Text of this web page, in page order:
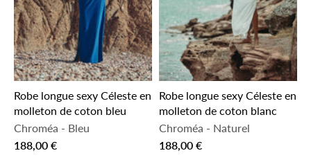
Robe longue sexy Céleste en
molleton de coton bleu
Chroméa - Bleu
188,00 €
Robe longue sexy Céleste en
molleton de coton blanc
Chroméa - Naturel
188,00 €